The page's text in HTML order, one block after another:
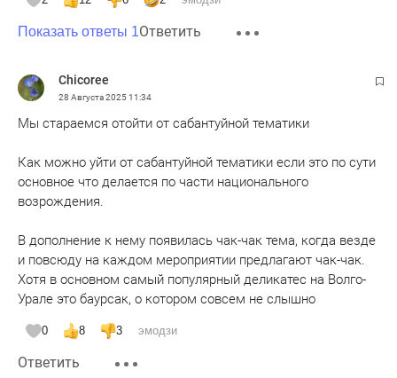
- Актриса Чулпан Хаматова. 3 мужа. 1 Иван Волков (дети
дочь Ия.
Амели), 2 жена - Екатерина Архарова. 3 жена - Елизавете
- Роальд Сагдеев. Советский и американский физик.
Академик . 1 жена Тэма Давидовна Франк-Каменецкая.
- певица Алсу. муж Ян Рафаэльевич Абрамов. Дети
Ралифа и Рафаэль
- Рашид Нургалиев. Первый заместитель секретаря
министр МВД РФ. Жена маргарита. Сыновья Максим и
Показать ответы 1Ответить
Chicoree
28 Августа 202511:34
Мы стараемся отойти от сабантуйной тематики
Как можно уйти от сабантуйной тематики если это по сути
основное что делается по части национального
возрождения.
В дополнение к нему появилась чак-чак тема, когда везде
и повсюду на каждом мероприятии предлагают чак-чак.
Хотя в основном самый популярный деликатес на Волго-
Урале это баурсак, о котором совсем не слышно
0 8 3 эмодзи
Ответить